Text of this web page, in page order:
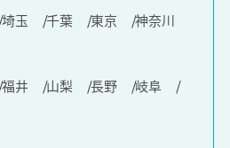
埼玉 千葉 東京
神奈川
福井 山梨 長野
岐阜